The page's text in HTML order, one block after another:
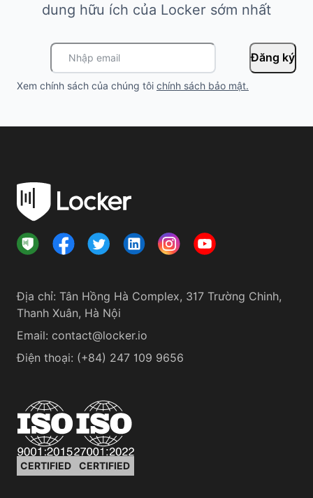
dung hữu ích của Locker sớm nhất
Đăng ký
Xem chính sách của chúng tôi chính sách bảo mật.
Địa chỉ: Tân Hồng Hà Complex, 317 Trường Chinh,
Thanh Xuân, Hà Nội
Email: contact@locker.io
Điện thoại: (+84) 247 109 9656
CERTIFIED CERTIFIED